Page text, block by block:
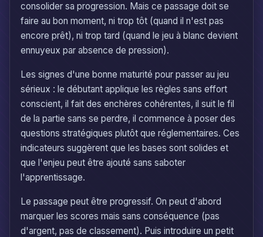
consolider sa progression. Mais ce passage doit se
faire au bon moment, ni trop tôt (quand il n'est pas
encore prêt), ni trop tard (quand le jeu à blanc devient
ennuyeux par absence de pression).
Les signes d'une bonne maturité pour passer au jeu
sérieux : le débutant applique les règles sans effort
conscient, il fait des enchères cohérentes, il suit le fil
de la partie sans se perdre, il commence à poser des
questions stratégiques plutôt que réglementaires. Ces
indicateurs suggèrent que les bases sont solides et
que l'enjeu peut être ajouté sans saboter
l'apprentissage.
Le passage peut être progressif. On peut d'abord
marquer les scores mais sans conséquence (pas
d'argent, pas de classement). Puis introduire un petit